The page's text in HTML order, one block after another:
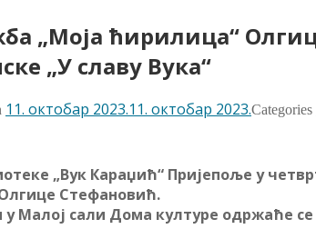
„Моја ћирилица“
„У славу Вука“
11. октобар 2023.11. октобар 2023.Categories
„Вук Караџић“ Пријепоље у
Стефановић.
у Малој сали Дома културе одржаће